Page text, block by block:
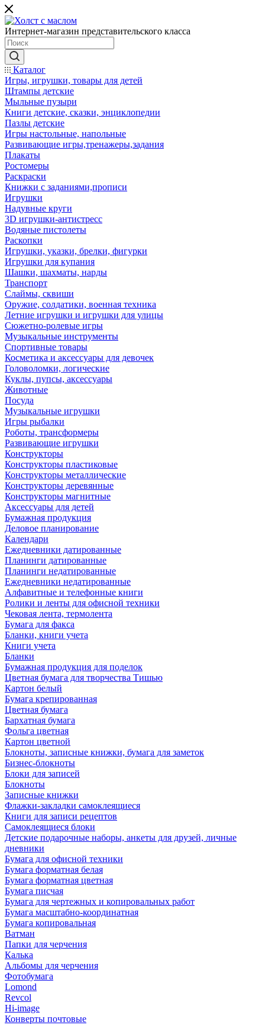
Интернет-магазин представительского класса
Каталог
Игры, игрушки, товары для детей
Штампы детские
Мыльные пузыри
Книги детские, сказки, энциклопедии
Пазлы детские
Игры настольные, напольные
Развивающие игры,тренажеры,задания
Плакаты
Ростомеры
Раскраски
Книжки с заданиями,прописи
Игрушки
Надувные круги
3D игрушки-антистресс
Водяные пистолеты
Раскопки
Игрушки, указки, брелки, фигурки
Игрушки для купания
Шашки, шахматы, нарды
Транспорт
Слаймы, сквиши
Оружие, солдатики, военная техника
Летние игрушки и игрушки для улицы
Сюжетно-ролевые игры
Музыкальные инструменты
Спортивные товары
Косметика и аксессуары для девочек
Головоломки, логические
Куклы, пупсы, аксессуары
Животные
Посуда
Музыкальные игрушки
Игры рыбалки
Роботы, трансформеры
Развивающие игрушки
Конструкторы
Конструкторы пластиковые
Конструкторы металлические
Конструкторы деревянные
Конструкторы магнитные
Аксессуары для детей
Бумажная продукция
Деловое планирование
Календари
Ежедневники датированные
Планинги датированные
Планинги недатированные
Ежедневники недатированные
Алфавитные и телефонные книги
Ролики и ленты для офисной техники
Чековая лента, термолента
Бумага для факса
Бланки, книги учета
Книги учета
Бланки
Бумажная продукция для поделок
Цветная бумага для творчества Тишью
Картон белый
Бумага крепированная
Цветная бумага
Бархатная бумага
Фольга цветная
Картон цветной
Блокноты, записные книжки, бумага для заметок
Бизнес-блокноты
Блоки для записей
Блокноты
Записные книжки
Флажки-закладки самоклеящиеся
Книги для записи рецептов
Самоклеящиеся блоки
Детские подарочные наборы, анкеты для друзей, личные
дневники
Бумага для офисной техники
Бумага форматная белая
Бумага форматная цветная
Бумага писчая
Бумага для чертежных и копировальных работ
Бумага масштабно-координатная
Бумага копировальная
Ватман
Папки для черчения
Калька
Альбомы для черчения
Фотобумага
Lomond
Revcol
Hi-image
Конверты почтовые